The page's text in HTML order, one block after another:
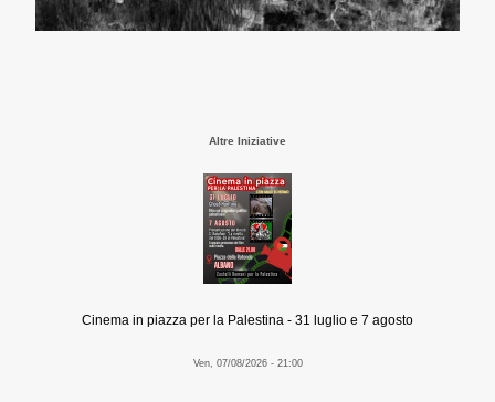
Altre Iniziative
Cinema in piazza per la Palestina - 31 luglio e 7 agosto
Ven, 07/08/2026 - 21:00